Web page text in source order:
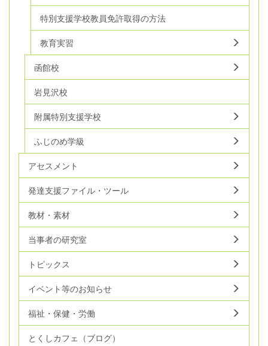
特別支援学校教員免許取得の方法
教育実習
函館校
岩見沢校
附属特別支援学校
ふじのめ学級
アセスメント
発達支援ファイル・ツール
教材・素材
当事者の研究室
トピックス
イベント等のお知らせ
福祉・保健・労働
とくしカフェ（ブログ）